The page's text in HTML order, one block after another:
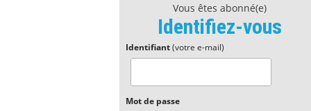
Vous êtes abonné(e)
Identifiez-vous
Identifiant(votre e-mail)
Mot de passe